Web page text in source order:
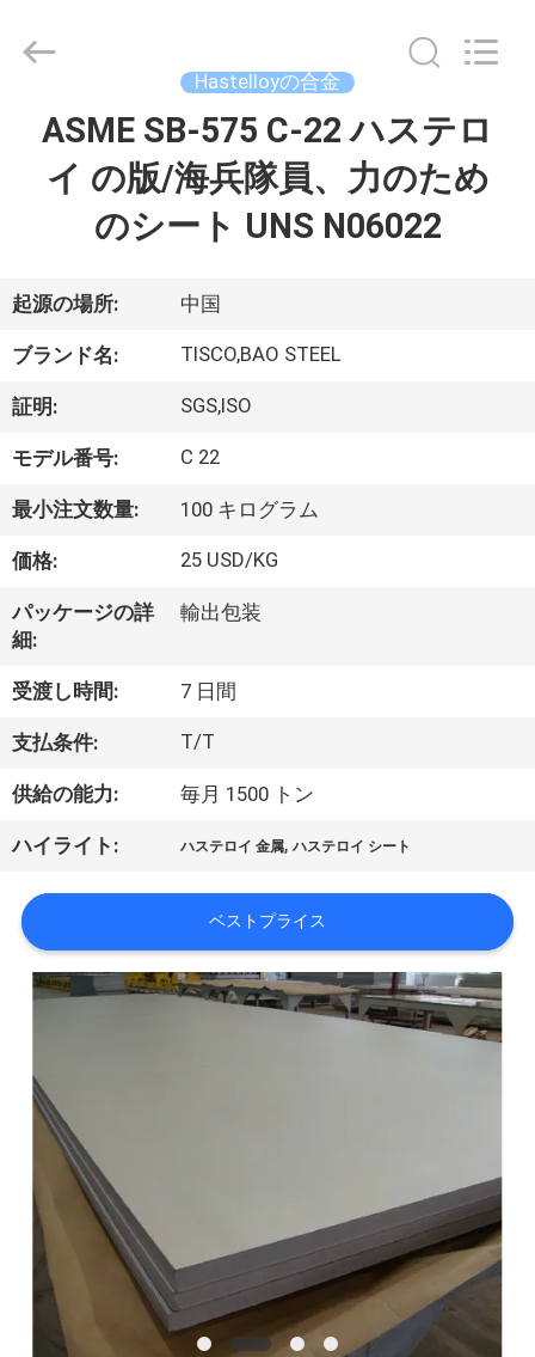
ダ
ク
ト
私
に
つ
い
て
工
場
旅
行
質
理
JIANGSU
LIMITED.
Hastelloyの合金
ASME SB-575 C-22 ハステロ
イ の版/海兵隊員、力のため
のシート UNS N06022
起源の場所: 中国
ブランド名: TISCO,BAO STEEL
証明: SGS,ISO
モデル番号: C 22
最小注文数量: 100 キログラム
価格: 25 USD/KG
パッケージの詳
細:
輸出包装
受渡し時間: 7 日間
支払条件: T/T
供給の能力: 毎月 1500 トン
ハイライト: ハステロイ 金属,ハステロイ シート
ベストプライス